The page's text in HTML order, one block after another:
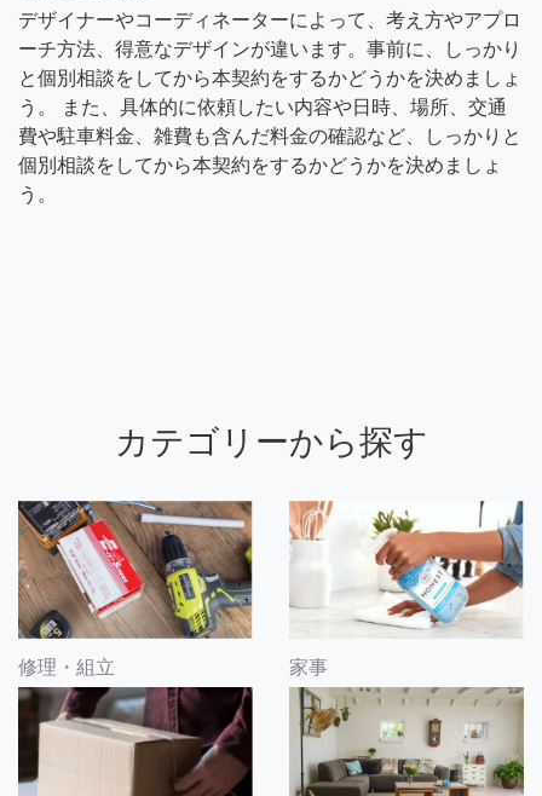
デザイナーやコーディネーターによって、考え方やアプロ
ーチ方法、得意なデザインが違います。事前に、しっかり
と個別相談をしてから本契約をするかどうかを決めましょ
う。 また、具体的に依頼したい内容や日時、場所、交通
費や駐車料金、雑費も含んだ料金の確認など、しっかりと
個別相談をしてから本契約をするかどうかを決めましょ
う。
カテゴリーから探す
修理・組立 家事